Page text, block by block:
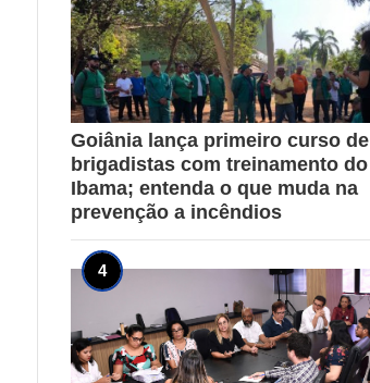
Goiânia lança primeiro curso de
brigadistas com treinamento do
Ibama; entenda o que muda na
prevenção a incêndios